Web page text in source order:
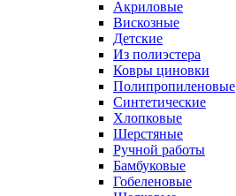
Акриловые
Вискозные
Детские
Из полиэстера
Ковры циновки
Полипропиленовые
Синтетические
Хлопковые
Шерстяные
Ручной работы
Бамбуковые
Гобеленовые